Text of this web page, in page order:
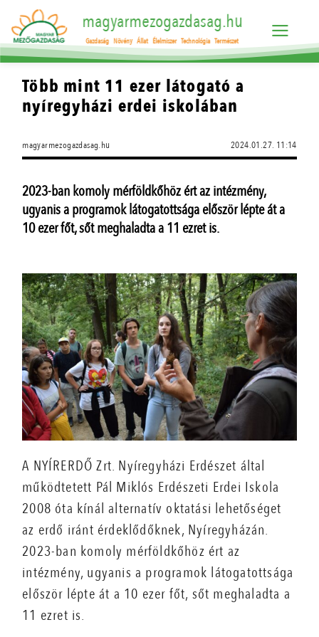
magyarmezogazdasag.hu
Gazdaság Növény Állat Élelmiszer Technológia Természet
Több mint 11 ezer látogató a
nyíregyházi erdei iskolában
magyarmezogazdasag.hu 2024.01.27. 11:14
2023-ban komoly mérföldkőhöz ért az intézmény,
ugyanis a programok látogatottsága először lépte át a
10 ezer főt, sőt meghaladta a 11 ezret is.
A NYÍRERDŐ Zrt. Nyíregyházi Erdészet által
működtetett Pál Miklós Erdészeti Erdei Iskola
2008 óta kínál alternatív oktatási lehetőséget
az erdő iránt érdeklődőknek, Nyíregyházán.
2023-ban komoly mérföldkőhöz ért az
intézmény, ugyanis a programok látogatottsága
először lépte át a 10 ezer főt, sőt meghaladta a
11 ezret is.